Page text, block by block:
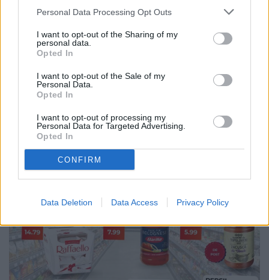
Personal Data Processing Opt Outs
I want to opt-out of the Sharing of my
personal data.
Opted In
I want to opt-out of the Sale of my
Personal Data.
Opted In
I want to opt-out of processing my
Personal Data for Targeted Advertising.
Opted In
CONFIRM
Data Deletion Data Access Privacy Policy
Ioan cel Nou”